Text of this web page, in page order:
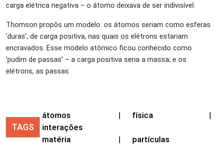
carga elétrica negativa – o átomo deixava de ser indivisível.
Thomson propôs um modelo: os átomos seriam como esferas
‘duras’, de carga positiva, nas quais os elétrons estariam
encravados. Esse modelo atômico ficou conhecido como
‘pudim de passas’ – a carga positiva seria a massa; e os
elétrons, as passas.
TAGS
átomos | física
|
interações
matéria
| partículas